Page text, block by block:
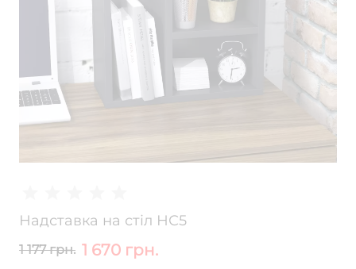
Надставка на стіл НС5
1 177 грн. 1 670 грн.